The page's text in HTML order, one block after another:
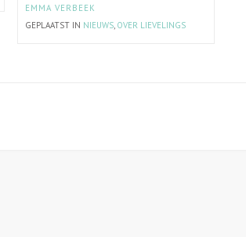
EMMA VERBEEK
GEPLAATST IN NIEUWS, OVER LIEVELINGS